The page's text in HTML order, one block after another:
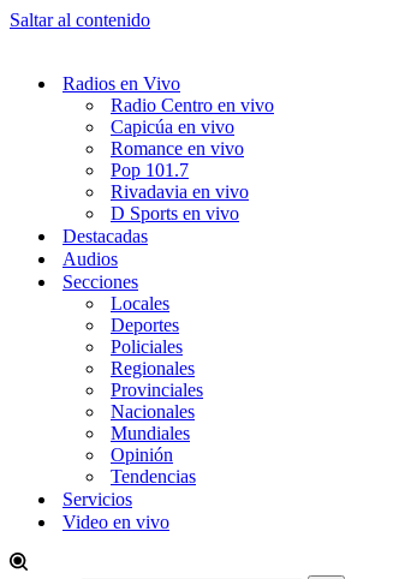
Saltar al contenido
Radios en Vivo
Radio Centro en vivo
Capicúa en vivo
Romance en vivo
Pop 101.7
Rivadavia en vivo
D Sports en vivo
Destacadas
Audios
Secciones
Locales
Deportes
Policiales
Regionales
Provinciales
Nacionales
Mundiales
Opinión
Tendencias
Servicios
Video en vivo